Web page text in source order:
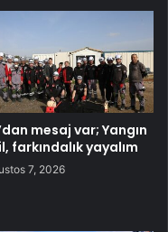
mesaj var; Yangın
farkındalık yayalım
7, 2026